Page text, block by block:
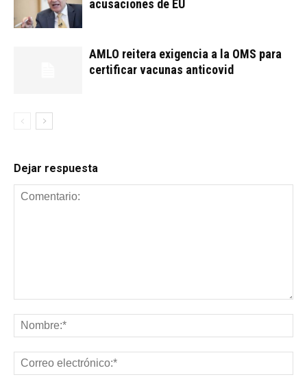
acusaciones de EU
AMLO reitera exigencia a la OMS para
certificar vacunas anticovid
Dejar respuesta